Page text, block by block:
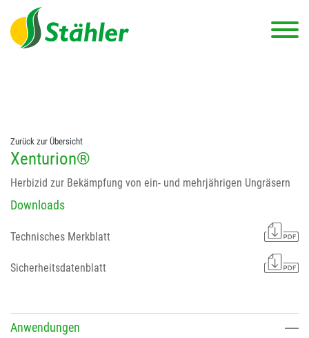
string(78) "Test 12 {FONT:12} // Dosierungen: test 123 dfasdf
asdfW134 245 34" string(62) "Test 12 {FONT:12} Dosierungen: test
123 dfasdf asdfW134 245 34"
Zurück zur Übersicht
Xenturion®
Herbizid zur Bekämpfung von ein- und mehrjährigen Ungräsern
Downloads
Technisches Merkblatt
Sicherheitsdatenblatt
Anwendungen